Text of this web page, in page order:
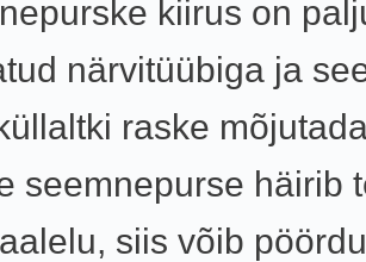
kiirus on
närvitüübiga ja
raske
seemnepurse häirib
siis võib